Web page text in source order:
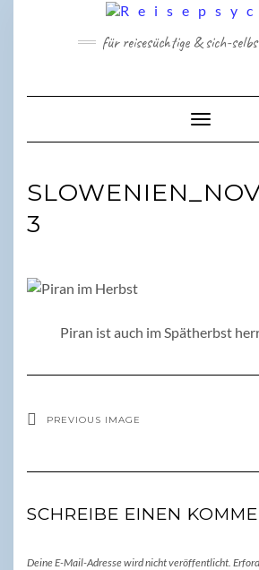
für reisesüchtige & sich-
Toggle
3
Piran ist auch im Spätherbst
PREVIOUS IMAGE
SCHREIBE EINEN
Deine E-Mail-Adresse wird nicht veröffentlicht.